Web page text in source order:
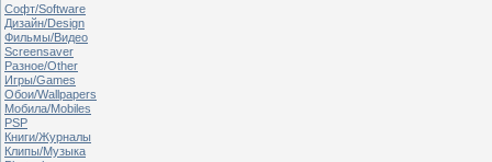
Софт/Software
Дизайн/Design
Фильмы/Видео
Screensaver
Разное/Other
Игры/Games
Обои/Wallpapers
Мобила/Mobiles
PSP
Книги/Журналы
Клипы/Музыка